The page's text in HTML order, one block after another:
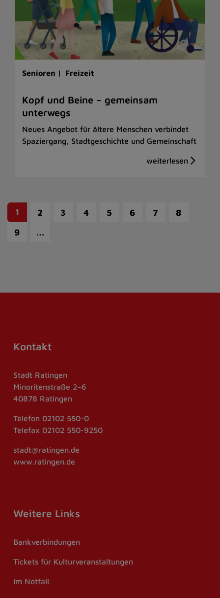
Senioren | Freizeit
Kopf und Beine – gemeinsam
unterwegs
Neues Angebot für ältere Menschen verbindet
Spaziergang, Stadtgeschichte und Gemeinschaft
1 2 3 4 5 6 7
8
9
…
Kontakt
Stadt Ratingen
Minoritenstraße 2–6
40878 Ratingen
Telefon 02102 550-0
Telefax 02102 550-9250
stadt@ratingen.de
www.ratingen.de
Weitere Links
Bankverbindungen
Tickets für Kulturveranstaltungen
Im Notfall